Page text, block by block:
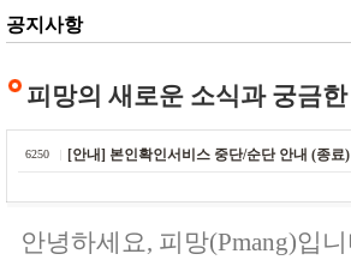
공지사항
피망의 새로운 소식과 궁금
6250 [안내] 본인확인서비스 중단/순단 안내 (종료)
안녕하세요, 피망(Pmang)입